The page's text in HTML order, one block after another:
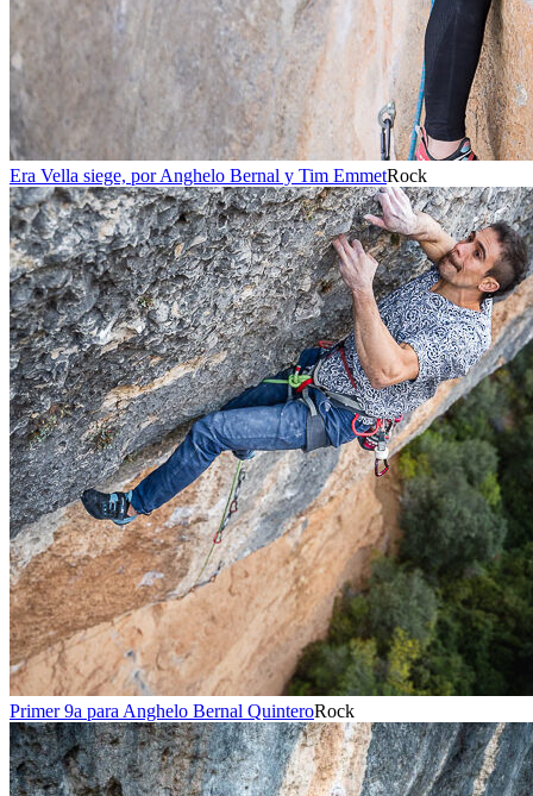
Era Vella siege, por Anghelo Bernal y Tim EmmetRock
Primer 9a para Anghelo Bernal QuinteroRock